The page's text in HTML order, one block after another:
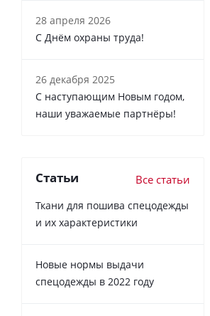
28 апреля 2026
С Днём охраны труда!
26 декабря 2025
С наступающим Новым годом,
наши уважаемые партнёры!
Статьи Все статьи
Ткани для пошива спецодежды
и их характеристики
Новые нормы выдачи
спецодежды в 2022 году